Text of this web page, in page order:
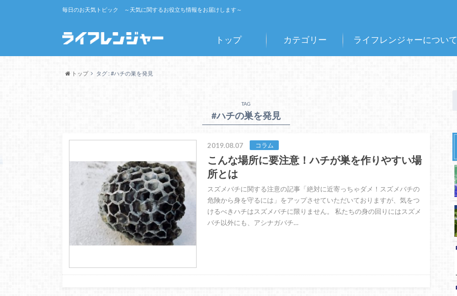
毎日のお天気トピック ～天気に関するお役立ち情報をお届けします～
トップ カテゴリー ライフレンジャーについて
トップ タグ : #ハチの巣を発見
TAG
#ハチの巣を発見
2019.08.07 コラム
こんな場所に要注意！ハチが巣を作りやすい場
所とは
スズメバチに関する注意の記事「絶対に近寄っちゃダメ！スズメバチの
危険から身を守るには」をアップさせていただいておりますが、気をつ
けるべきハチはスズメバチに限りません。 私たちの身の回りにはスズメ
バチ以外にも、アシナガバチ…